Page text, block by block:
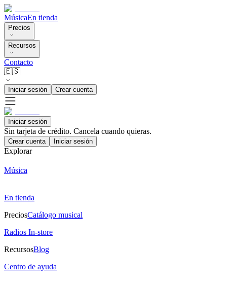
MúsicaEn tienda
Precios
Recursos
Contacto
🇪🇸
Iniciar sesión Crear cuenta
Iniciar sesión
Sin tarjeta de crédito. Cancela cuando quieras.
Crear cuenta Iniciar sesión
Explorar
Música
En tienda
PreciosCatálogo musical
Radios In-store
RecursosBlog
Centro de ayuda